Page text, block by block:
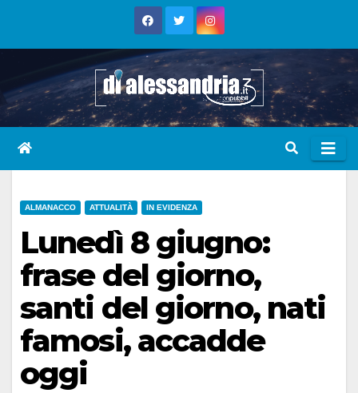
ALMANACCO ATTUALITÀ IN EVIDENZA
Lunedì 8 giugno:
frase del giorno,
santi del giorno, nati
famosi, accadde
oggi